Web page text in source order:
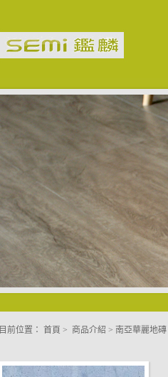
目前位置： 首頁 > 商品介紹 > 南亞華麗地磚